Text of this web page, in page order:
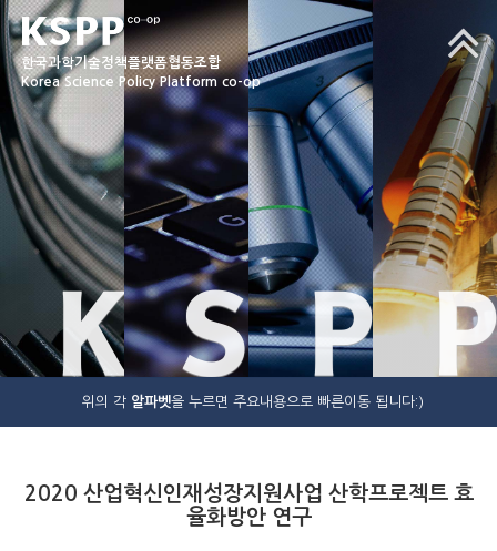
한국과학기술정책플랫폼협동조합
Korea Science Policy Platform co-op
K S P P
위의 각 알파벳을 누르면 주요내용으로 빠른이동 됩니다:)
2020 산업혁신인재성장지원사업 산학프로젝트 효
율화방안 연구